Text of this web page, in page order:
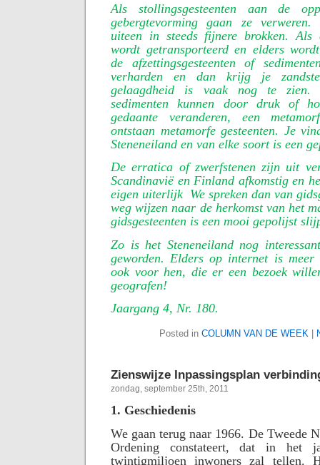
Als stollingsgesteenten aan de
gebergtevorming gaan ze
uiteen in steeds fijnere brokken.
wordt getransporteerd en elders
de afzettingsgesteenten of
verharden en dan krijg je
gelaagdheid is vaak nog te zien.
sedimenten kunnen door druk of
gedaante veranderen, een
ontstaan metamorfe gesteenten. Je
Steneneiland en van elke soort is een
De erratica of zwerfstenen zijn uit
Scandinavië en Finland afkomstig en
eigen uiterlijk We spreken dan van
weg wijzen naar de herkomst van het
gidsgesteenten is een mooi gepolijst
Zo is het Steneneiland nog
geworden. Elders op internet is
ook voor hen, die er een bezoek
geografen!
Jaargang 4, Nr. 180.
Posted in COLUMN VAN DE WEEK
Zienswijze Inpassingsplan
zondag, september 25th, 2011
1. Geschiedenis
We gaan terug naar 1966. De Tweede
Ordening constateert, dat in het
twintigmiljoen inwoners zal tellen.